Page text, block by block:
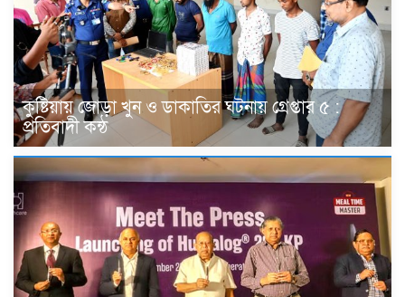
কুষ্টিয়ায় জোড়া খুন ও ডাকাতির ঘটনায় গ্রেপ্তার ৫ :
প্রতিবাদী কন্ঠ